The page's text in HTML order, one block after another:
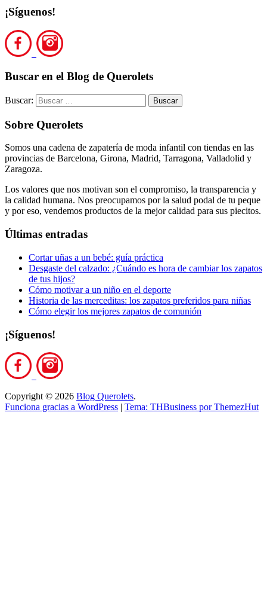
¡Síguenos!
Buscar en el Blog de Querolets
Buscar:
Sobre Querolets
Somos una cadena de zapatería de moda infantil con tiendas en las
provincias de Barcelona, Girona, Madrid, Tarragona, Valladolid y
Zaragoza.
Los valores que nos motivan son el compromiso, la transparencia y
la calidad humana. Nos preocupamos por la salud podal de tu peque
y por eso, vendemos productos de la mejor calidad para sus piecitos.
Últimas entradas
Cortar uñas a un bebé: guía práctica
Desgaste del calzado: ¿Cuándo es hora de cambiar los zapatos
de tus hijos?
Cómo motivar a un niño en el deporte
Historia de las merceditas: los zapatos preferidos para niñas
Cómo elegir los mejores zapatos de comunión
¡Síguenos!
Copyright © 2026 Blog Querolets.
Funciona gracias a WordPress | Tema: THBusiness por ThemezHut